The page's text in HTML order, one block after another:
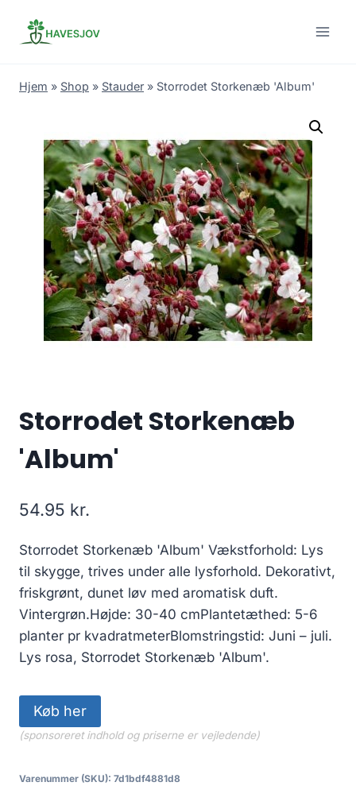
Hjem » Shop » Stauder » Storrodet Storkenæb 'Album'
Storrodet Storkenæb
'Album'
54.95 kr.
Storrodet Storkenæb 'Album' Vækstforhold: Lys
til skygge, trives under alle lysforhold. Dekorativt,
friskgrønt, dunet løv med aromatisk duft.
Vintergrøn.Højde: 30-40 cmPlantetæthed: 5-6
planter pr kvadratmeterBlomstringstid: Juni – juli.
Lys rosa, Storrodet Storkenæb 'Album'.
Køb her
(sponsoreret indhold og priserne er vejledende)
Varenummer (SKU): 7d1bdf4881d8